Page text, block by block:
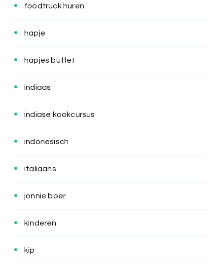
foodtruck huren
hapje
hapjes buffet
indiaas
indiase kookcursus
indonesisch
italiaans
jonnie boer
kinderen
kip